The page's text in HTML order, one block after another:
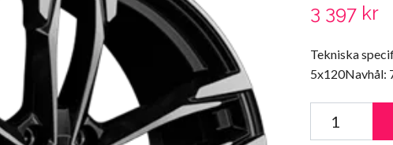
3 397 kr
Tekniska
5x120Navhål: